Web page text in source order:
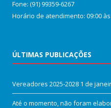
Fone: (91) 99359-6267
Horário de atendimento: 09:00 às
ÚLTIMAS PUBLICAÇÕES
Vereadores 2025-2028 1 de
Até o momento, não foram